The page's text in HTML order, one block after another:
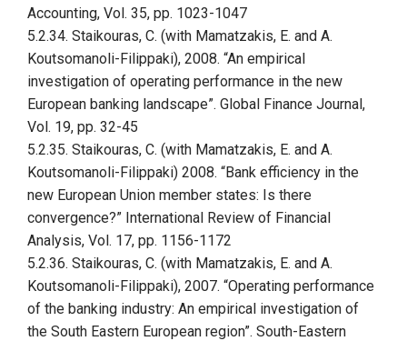
Accounting, Vol. 35, pp. 1023-1047
5.2.34. Staikouras, C. (with Mamatzakis, E. and A.
Koutsomanoli-Filippaki), 2008. “An empirical
investigation of operating performance in the new
European banking landscape”. Global Finance Journal,
Vol. 19, pp. 32-45
5.2.35. Staikouras, C. (with Mamatzakis, E. and A.
Koutsomanoli-Filippaki) 2008. “Bank efficiency in the
new European Union member states: Is there
convergence?” International Review of Financial
Analysis, Vol. 17, pp. 1156-1172
5.2.36. Staikouras, C. (with Mamatzakis, E. and A.
Koutsomanoli-Filippaki), 2007. “Operating performance
of the banking industry: An empirical investigation of
the South Eastern European region”. South-Eastern